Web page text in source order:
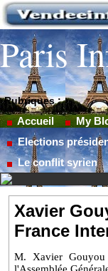
Paris
Rubriques :
Accueil My
Elections
Le conflit syrien
Xavier
France
M. Xavier Gouyou